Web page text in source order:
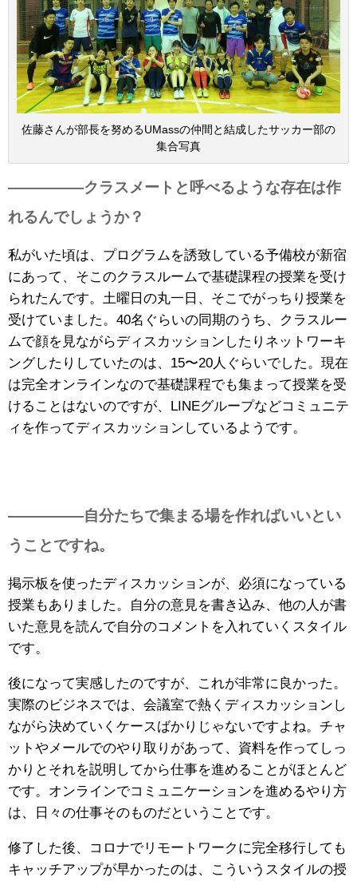
佐藤さんが部長を努めるUMassの仲間と結成したサッカー部の
集合写真
—————クラスメートと呼べるような存在は作
れるんでしょうか？
私がいた頃は、プログラムを誘致している予備校が新宿
にあって、そこのクラスルームで基礎課程の授業を受け
られたんです。土曜日の丸一日、そこでがっちり授業を
受けていました。40名ぐらいの同期のうち、クラスルー
ムで顔を見ながらディスカッションしたりネットワーキ
ングしたりしていたのは、15〜20人ぐらいでした。 現在
は完全オンラインなので基礎課程でも集まって授業を受
けることはないのですが、LINEグループなどコミュニテ
ィを作ってディスカッションしているようです。
—————自分たちで集まる場を作ればいいとい
うことですね。
掲示板を使ったディスカッションが、必須になっている
授業もありました。自分の意見を書き込み、他の人が書
いた意見を読んで自分のコメントを入れていくスタイル
です。
後になって実感したのですが、これが非常に良かった。
実際のビジネスでは、会議室で熱くディスカッションし
ながら決めていくケースばかりじゃないですよね。チャ
ットやメールでのやり取りがあって、資料を作ってしっ
かりとそれを説明してから仕事を進めることがほとんど
です。オンラインでコミュニケーションを進めるやり方
は、日々の仕事そのものだということです。
修了した後、コロナでリモートワークに完全移行しても
キャッチアップが早かったのは、こういうスタイルの授